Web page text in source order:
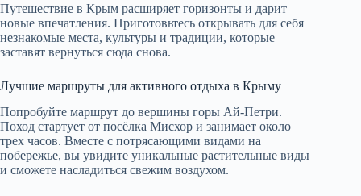
Путешествие в Крым расширяет горизонты и дарит
новые впечатления. Приготовьтесь открывать для себя
незнакомые места, культуры и традиции, которые
заставят вернуться сюда снова.
Лучшие маршруты для активного отдыха в Крыму
Попробуйте маршрут до вершины горы Ай-Петри.
Поход стартует от посёлка Мисхор и занимает около
трех часов. Вместе с потрясающими видами на
побережье, вы увидите уникальные растительные виды
и сможете насладиться свежим воздухом.